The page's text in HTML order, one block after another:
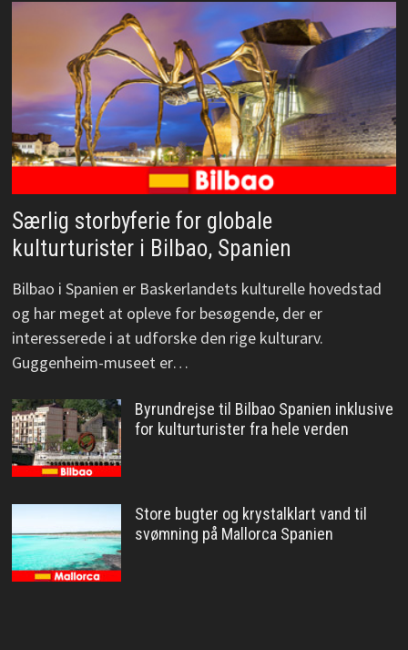
Særlig storbyferie for globale
kulturturister i Bilbao, Spanien
Bilbao i Spanien er Baskerlandets kulturelle hovedstad
og har meget at opleve for besøgende, der er
interesserede i at udforske den rige kulturarv.
Guggenheim-museet er…
Byrundrejse til Bilbao Spanien inklusive
for kulturturister fra hele verden
Store bugter og krystalklart vand til
svømning på Mallorca Spanien